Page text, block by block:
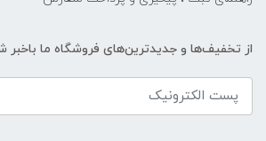
از تخفیف‌ها و جدیدترین‌های فروشگاه ما باخبر